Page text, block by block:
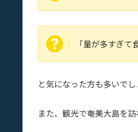
「量が多すぎて
と気になった方も多いでし
また、観光で奄美大島を